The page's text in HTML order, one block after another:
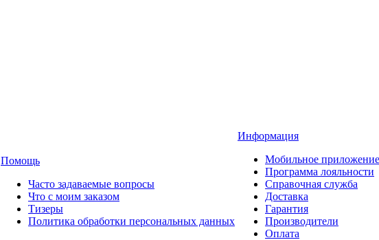
Помощь
Часто задаваемые вопросы
Что с моим заказом
Тизеры
Политика обработки персональных данных
Информация
Мобильное приложение
Программа лояльности
Справочная служба
Доставка
Гарантия
Производители
Оплата